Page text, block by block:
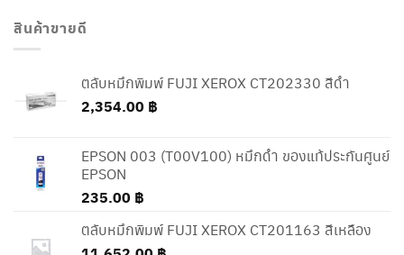
สินค้าขายดี
ตลับหมึกพิมพ์ FUJI XEROX CT202330 สีดำ
2,354.00 ฿
EPSON 003 (T00V100) หมึกดำ ของแท้ประกันศูนย์
EPSON
235.00 ฿
ตลับหมึกพิมพ์ FUJI XEROX CT201163 สีเหลือง